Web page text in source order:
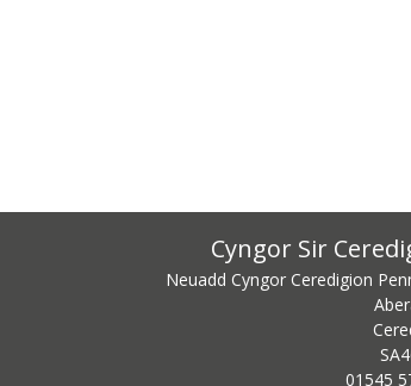
Cyngor Sir
Neuadd Cyngor Ceredigion
01545